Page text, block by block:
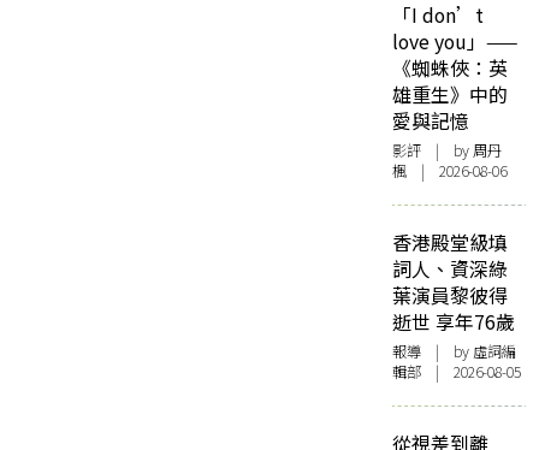
「I don’t
love you」——
《蜘蛛俠：英
雄重生》中的
愛與記憶
影評 | by周丹
楓 | 2026-08-06
香港殿堂級填
詞人、資深綠
葉演員黎彼得
逝世 享年76歲
報導 | by 虛詞編
輯部 | 2026-08-05
從視差到離